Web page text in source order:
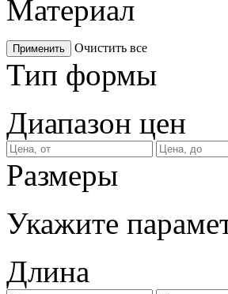
Материал
Применить Очистить все
Тип формы
Диапазон цен
Размеры
Укажите
Длина